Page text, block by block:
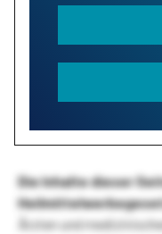
Die Inhalte dieser
Ärzten und